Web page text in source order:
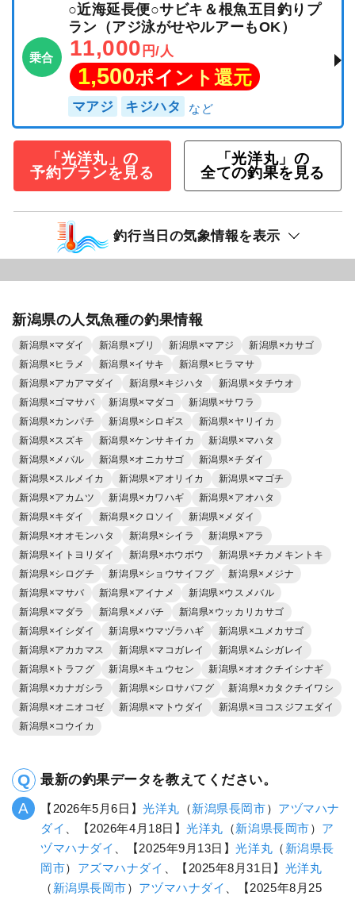
乗合
○近海延長便○サビキ＆根魚五目釣りプ
ラン（アジ泳がせやルアーもOK）
11,000 円/人
1,500ポイント還元
マアジ キジハタ
「光洋丸」の
予約プランを見る
「光洋丸」の
全ての釣果を見る
釣行当日の気象情報を表示
新潟県の人気魚種の釣果情報
新潟県×マダイ 新潟県×ブリ 新潟県×マアジ
新潟県×カサゴ
新潟県×ヒラメ
新潟県×イサキ
新潟県×ヒラマサ
新潟県×アカアマダイ
新潟県×キジハタ
新潟県×タチウオ
新潟県×ゴマサバ
新潟県×マダコ
新潟県×サワラ
新潟県×カンパチ
新潟県×シロギス
新潟県×ヤリイカ
新潟県×スズキ
新潟県×ケンサキイカ
新潟県×マハタ
新潟県×メバル
新潟県×オニカサゴ
新潟県×チダイ
新潟県×スルメイカ
新潟県×アオリイカ
新潟県×マゴチ
新潟県×アカムツ
新潟県×カワハギ
新潟県×アオハタ
新潟県×キダイ
新潟県×クロソイ
新潟県×メダイ
新潟県×オオモンハタ
新潟県×シイラ
新潟県×アラ
新潟県×イトヨリダイ
新潟県×ホウボウ
新潟県×チカメキントキ
新潟県×シログチ
新潟県×ショウサイフグ
新潟県×メジナ
新潟県×マサバ
新潟県×アイナメ
新潟県×ウスメバル
新潟県×マダラ
新潟県×メバチ
新潟県×ウッカリカサゴ
新潟県×イシダイ
新潟県×ウマヅラハギ
新潟県×ユメカサゴ
新潟県×アカカマス
新潟県×マコガレイ
新潟県×ムシガレイ
新潟県×トラフグ
新潟県×キュウセン
新潟県×オオクチイシナギ
新潟県×カナガシラ
新潟県×シロサバフグ
新潟県×カタクチイワシ
新潟県×オニオコゼ
新潟県×マトウダイ
新潟県×ヨコスジフエダイ
新潟県×コウイカ
最新の釣果データを教えてください。
【2026年5月6日】光洋丸 （新潟県長岡市） アヅマハナ
ダイ
、【2026年4月18日】光洋丸 （新潟県長岡市） ア
ヅマハナダイ
、【2025年9月13日】光洋丸 （ 新潟県長
岡市） アズマハナダイ 、【2025年8月31日】 光洋丸
（ 新潟県長岡市） アヅマハナダイ
、【2025年8月25